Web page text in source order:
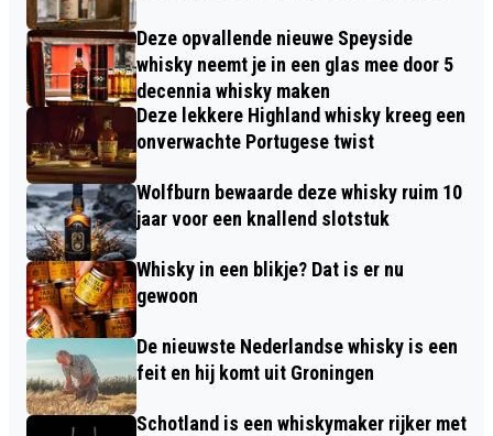
Deze opvallende nieuwe Speyside
whisky neemt je in een glas mee door 5
decennia whisky maken
Deze lekkere Highland whisky kreeg een
onverwachte Portugese twist
Wolfburn bewaarde deze whisky ruim 10
jaar voor een knallend slotstuk
Whisky in een blikje? Dat is er nu
gewoon
De nieuwste Nederlandse whisky is een
feit en hij komt uit Groningen
Schotland is een whiskymaker rijker met